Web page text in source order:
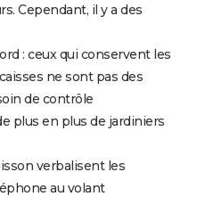
Cependant, il y a des
: ceux qui conservent les
ne sont pas des
de contrôle
plus en plus de jardiniers
verbalisent les
au volant